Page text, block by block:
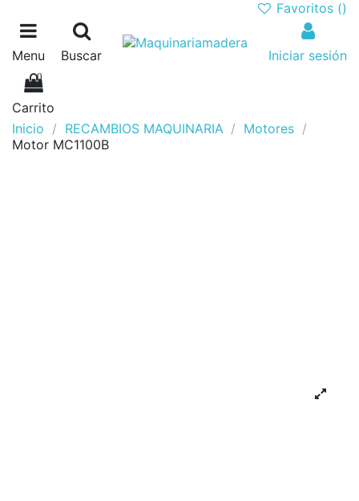
Favoritos ()
Menu Buscar Iniciar sesión
0
Carrito
Inicio
RECAMBIOS MAQUINARIA
Motores
Motor MC1100B